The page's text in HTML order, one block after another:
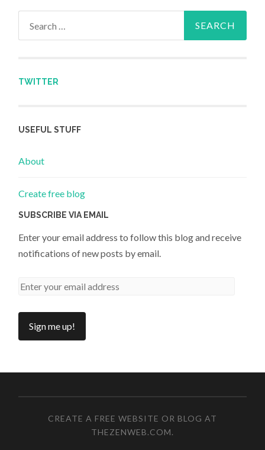
TWITTER
USEFUL STUFF
About
Create free blog
SUBSCRIBE VIA EMAIL
Enter your email address to follow this blog and receive
notifications of new posts by email.
CREATE A FREE WEBSITE OR BLOG AT
THEZENWEB.COM.